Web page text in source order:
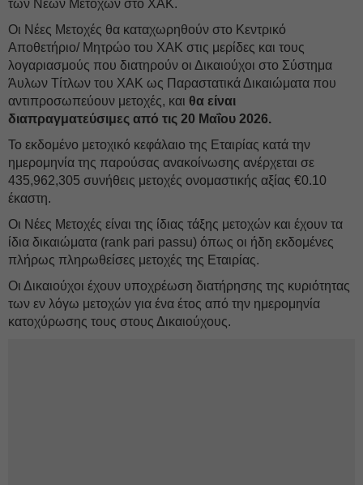
των Νέων Μετοχών στο ΧΑΚ.
Οι Νέες Μετοχές θα καταχωρηθούν στο Κεντρικό
Αποθετήριο/ Μητρώο του ΧΑΚ στις μερίδες και τους
λογαριασμούς που διατηρούν οι Δικαιούχοι στο Σύστημα
Άυλων Τίτλων του ΧΑΚ ως Παραστατικά Δικαιώματα που
αντιπροσωπεύουν μετοχές, και θα είναι
διαπραγματεύσιμες από τις 20 Μαΐου 2026.
Το εκδομένο μετοχικό κεφάλαιο της Εταιρίας κατά την
ημερομηνία της παρούσας ανακοίνωσης ανέρχεται σε
435,962,305 συνήθεις μετοχές ονομαστικής αξίας €0.10
έκαστη.
Οι Νέες Μετοχές είναι της ίδιας τάξης μετοχών και έχουν τα
ίδια δικαιώματα (rank pari passu) όπως οι ήδη εκδομένες
πλήρως πληρωθείσες μετοχές της Εταιρίας.
Οι Δικαιούχοι έχουν υποχρέωση διατήρησης της κυριότητας
των εν λόγω μετοχών για ένα έτος από την ημερομηνία
κατοχύρωσης τους στους Δικαιούχους.